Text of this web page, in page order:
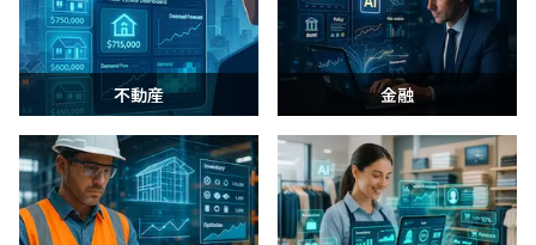
不動産 金融